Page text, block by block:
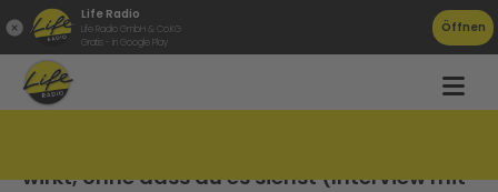
Life Radio
Life Radio GmbH & Co.KG
Gratis - in Google Play
Öffnen
wirkt, ohne dass du es siehst (Interview mit